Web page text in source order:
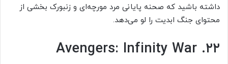
داشته باشید که صحنه‌ پایانی مرد مورچه‌ای و زنبورک بخشی از
محتوای جنگ ابدیت را لو می‌دهد.
۲۲. Avengers: Infinity War